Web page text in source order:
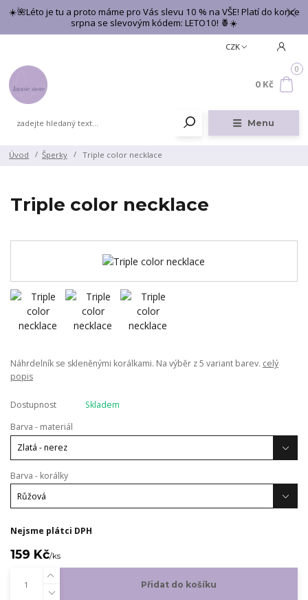
☀️🌺Léto je tu a proto máme pro Vás slevu 10 % na VŠE! Platí do konce
srpna se slevovým kódem: LETO10! 🍍☀️
Menu
CZK
0
0 Kč
Úvod Šperky Triple color necklace
Triple color necklace
Náhrdelník se skleněnými korálkami. Na výběr z 5 variant barev. celý
popis
Dostupnost
Skladem
Barva - materiál
Barva - korálky
Nejsme plátci DPH
159 Kč/ks
Přidat do košíku